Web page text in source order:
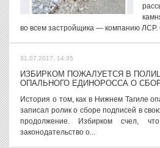
во всем застройщика — компанию
31.07.2017, 14:35
ИЗБИРКОМ ПОЖАЛУЕТСЯ В
ОПАЛЬНОГО ЕДИНОРОССА О
История о том, как в Нижнем Тагиле
записал ролик о сборе подписей в
продолжение. Избирком счел,
законодательство о...